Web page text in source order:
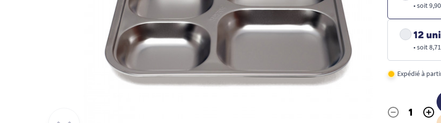
• soit
12
• soit
Expédié à
Quantité
- +